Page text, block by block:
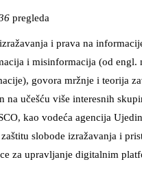
pregleda
i prava na
i misinformacija (od engl.
govora mržnje i teorija
na učešću više interesnih
kao vodeća agencija
slobode izražavanja i
za upravljanje digitalnim